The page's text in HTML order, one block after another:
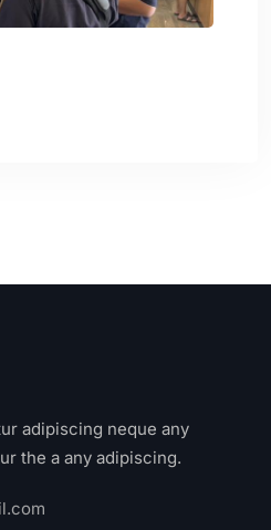
adipiscing neque any
the a any adipiscing.